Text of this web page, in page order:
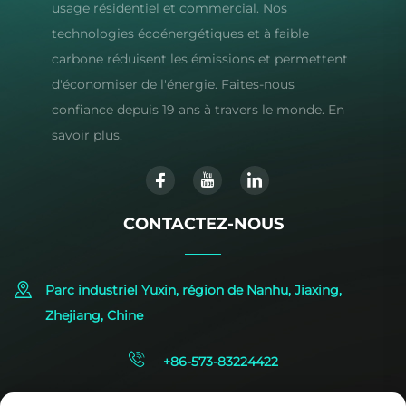
usage résidentiel et commercial. Nos
technologies écoénergétiques et à faible
carbone réduisent les émissions et permettent
d'économiser de l'énergie. Faites-nous
confiance depuis 19 ans à travers le monde. En
savoir plus.
CONTACTEZ-NOUS
Parc industriel Yuxin, région de Nanhu, Jiaxing,
Zhejiang, Chine
+86-573-83224422